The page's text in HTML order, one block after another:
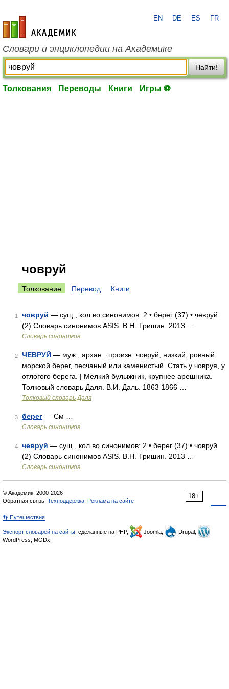
academic.ru
EN DE ES FR
Словари и энциклопедии на Академике
Найти!
Толкования Переводы Книги Игры ⚽
човруй
Толкование Перевод Книги
1 човруй — сущ., кол во синонимов: 2 • берег (37) • чевруй
(2) Словарь синонимов ASIS. В.Н. Тришин. 2013 …
Словарь синонимов
2 ЧЕВРУЙ — муж., архан. ·произн. човруй, низкий, ровный
морской берег, песчаный или каменистый. Стать у човруя, у
отлогого берега. | Мелкий булыжник, крупнее арешника.
Толковый словарь Даля. В.И. Даль. 1863 1866 …
Толковый словарь Даля
3 берег — См …
Словарь синонимов
4 чевруй — сущ., кол во синонимов: 2 • берег (37) • човруй
(2) Словарь синонимов ASIS. В.Н. Тришин. 2013 …
Словарь синонимов
18+
© Академик, 2000-2026
Обратная связь: Техподдержка Реклама на сайте
👣 Путешествия
Экспорт словарей на сайты , сделанные на PHP, Joomla,
Drupal,
WordPress, MODx.